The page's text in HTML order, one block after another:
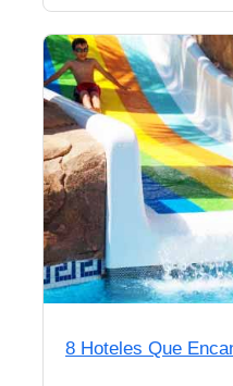
QUÉ
HACER
Buceo
Deportes
Acuáticos
8 Hoteles Que